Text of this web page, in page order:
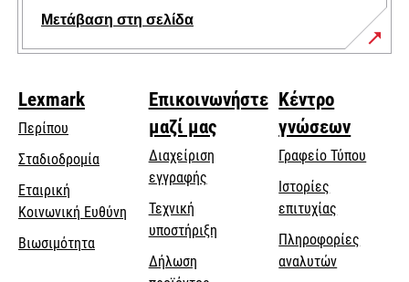
Μετάβαση στη σελίδα
Lexmark
Περίπου
Σταδιοδρομία
Εταιρική
Κοινωνική Ευθύνη opens
new
Βιωσιμότητα
Επικοινωνήστε
μαζί μας
Διαχείριση
εγγραφής
Τεχνική
υποστήριξηopens
Δήλωση
Κέντρο
γνώσεων
Γραφείο Τύπου
Ιστορίες
επιτυχίας
Πληροφορίες
αναλυτών